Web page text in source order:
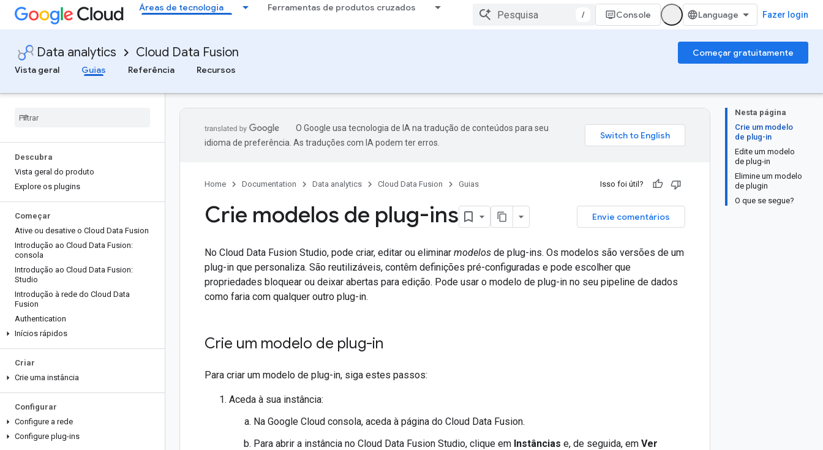
Áreas de tecnologia Ferramentas de produtos cruzados
/ Console Fazer login
Data analytics Cloud Data Fusion
Começar gratuitamente
Vista geral
Guias Referência Recursos
Descubra
Vista geral do produto
Explore os plugins
Começar
Ative ou desative o Cloud Data Fusion
Introdução ao Cloud Data Fusion:
consola
Introdução ao Cloud Data Fusion:
Studio
Introdução à rede do Cloud Data
Fusion
Authentication
Inícios rápidos
Criar
Crie uma instância
Configurar
Configure a rede
Configure plug-ins
Nesta página
Crie um modelo
de plug-in
Edite um modelo
de plug-in
Elimine um modelo
de plugin
O que se segue?
O Google usa tecnologia de IA na tradução de conteúdos para seu
idioma de preferência. As traduções com IA podem ter erros.
Home Documentation Data analytics Cloud Data Fusion Guias Isso foi útil?
Envie comentários
Crie modelos de plug-ins
No Cloud Data Fusion Studio, pode criar, editar ou eliminar modelos de plug-ins. Os modelos são versões de um
plug-in que personaliza. São reutilizáveis, contêm definições pré-configuradas e pode escolher que
propriedades bloquear ou deixar abertas para edição. Pode usar o modelo de plug-in no seu pipeline de dados
como faria com qualquer outro plug-in.
Crie um modelo de plug-in
Para criar um modelo de plug-in, siga estes passos:
Aceda à sua instância:
Na Google Cloud consola, aceda à página do Cloud Data Fusion.
Para abrir a instância no Cloud Data Fusion Studio, clique em Instâncias e, de seguida, em Ver